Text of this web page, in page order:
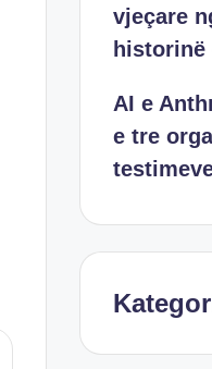
vjeçare
AI e
e tre